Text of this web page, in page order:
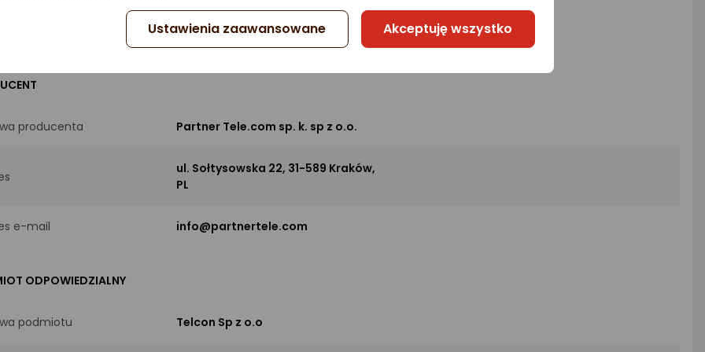
Szelki
producenta Partner Tele.com sp. k. sp z o.o.
ul. Sołtysowska 22, 31-589 Kraków,
PL
e-mail info@partnertele.com
ODPOWIEDZIALNY
podmiotu Telcon Sp z o.o
Ustawienia zaawansowane Akceptuję wszystko